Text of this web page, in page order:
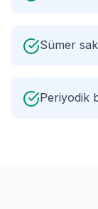
Sümer
Periyodik